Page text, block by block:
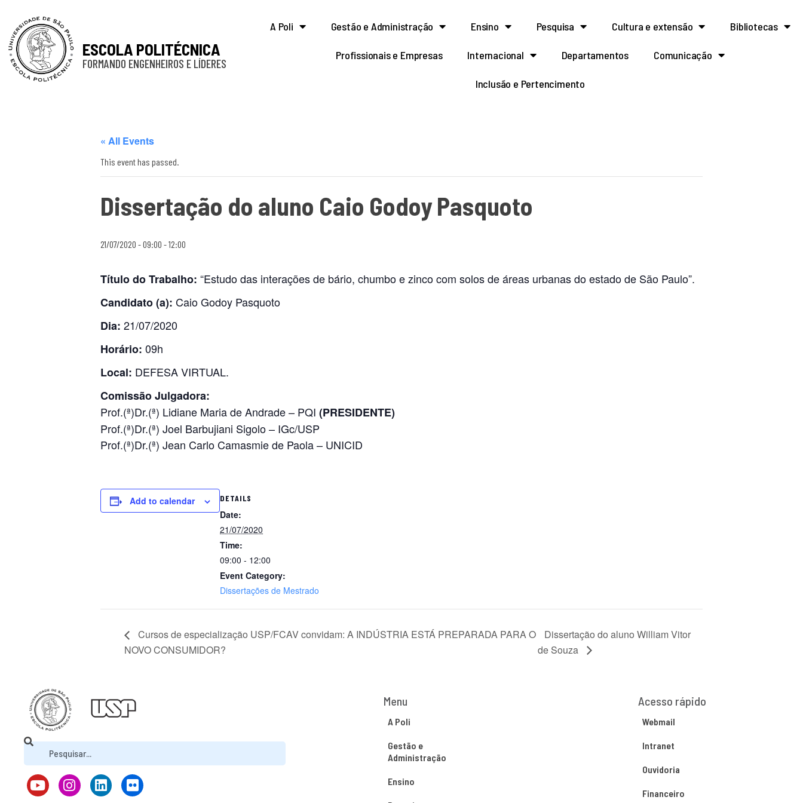
ESCOLA POLITÉCNICA
FORMANDO ENGENHEIROS E LÍDERES
A Poli Gestão e Administração Ensino Pesquisa Cultura e extensão Bibliotecas
Profissionais e Empresas Internacional Departamentos Comunicação
Inclusão e Pertencimento
« All Events
This event has passed.
Dissertação do aluno Caio Godoy Pasquoto
21/07/2020 - 09:00 -12:00
Título do Trabalho: “Estudo das interações de bário, chumbo e zinco com solos de áreas urbanas do estado de São Paulo”.
Candidato (a): Caio Godoy Pasquoto
Dia: 21/07/2020
Horário: 09h
Local: DEFESA VIRTUAL.
Comissão Julgadora:
Prof.(ª)Dr.(ª) Lidiane Maria de Andrade – PQI (PRESIDENTE)
Prof.(ª)Dr.(ª) Joel Barbujiani Sigolo – IGc/USP
Prof.(ª)Dr.(ª) Jean Carlo Camasmie de Paola – UNICID
Add to calendar DETAILS
Date:
21/07/2020
Time:
09:00 - 12:00
Event Category:
Dissertações de Mestrado
Cursos de especialização USP/FCAV convidam: A INDÚSTRIA ESTÁ PREPARADA PARA O
NOVO CONSUMIDOR?
Dissertação do aluno William Vitor
de Souza
Menu
A Poli
Gestão e
Administração
Ensino
Acesso rápido
Webmail
Intranet
Ouvidoria
Financeiro